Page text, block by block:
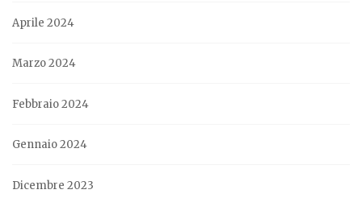
Aprile 2024
Marzo 2024
Febbraio 2024
Gennaio 2024
Dicembre 2023